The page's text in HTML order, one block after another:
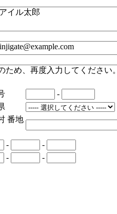
イル太郎
ため、再度入力してください
-
番地
-
-
- -